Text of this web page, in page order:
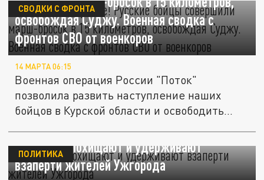
освобождая Суджу. Военная сводка с
фронтов СВО от военкоров
СВОДКИ С ФРОНТА
14 МАРТА 06:15
Военная операция России "Поток"
позволила развить наступление наших
бойцов в Курской области и освободить...
Военкомы похищают и удерживают
взаперти жителей Ужгорода
ПОЛИТИКА